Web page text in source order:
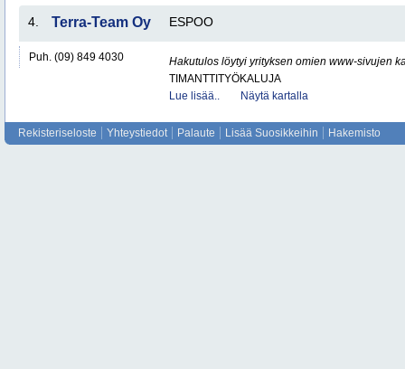
4. Terra-Team Oy ESPOO
Puh. (09) 849 4030
Hakutulos löytyi yrityksen omien www-sivujen
TIMANTTITYÖKALUJA
Lue lisää..
Näytä kartalla
Rekisteriseloste Yhteystiedot Palaute Lisää Suosikkeihin Hakemisto